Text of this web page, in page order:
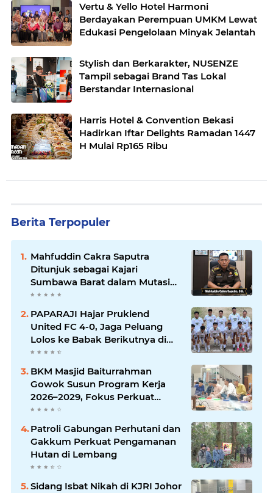
Vertu & Yello Hotel Harmoni
Berdayakan Perempuan UMKM Lewat
Edukasi Pengelolaan Minyak Jelantah
Stylish dan Berkarakter, NUSENZE
Tampil sebagai Brand Tas Lokal
Berstandar Internasional
Harris Hotel & Convention Bekasi
Hadirkan Iftar Delights Ramadan 1447
H Mulai Rp165 Ribu
Berita Terpopuler
Mahfuddin Cakra Saputra
Ditunjuk sebagai Kajari
Sumbawa Barat dalam Mutasi
Kejaksaan Agung
PAPARAJI Hajar Pruklend
United FC 4-0, Jaga Peluang
Lolos ke Babak Berikutnya di
Turnamen 165 Cup HKBP
BKM Masjid Baiturrahman
Gowok Susun Program Kerja
2026–2029, Fokus Perkuat
Dakwah dan Pelayanan Umat
Patroli Gabungan Perhutani dan
Gakkum Perkuat Pengamanan
Hutan di Lembang
Sidang Isbat Nikah di KJRI Johor